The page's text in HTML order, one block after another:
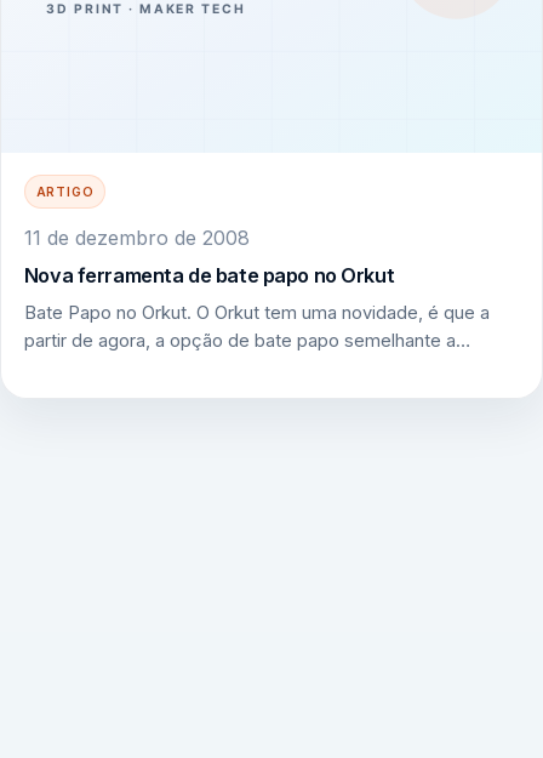
ARTIGO
11 de dezembro de 2008
Nova ferramenta de bate papo no Orkut
Bate Papo no Orkut. O Orkut tem uma novidade, é que a
partir de agora, a opção de bate papo semelhante a…